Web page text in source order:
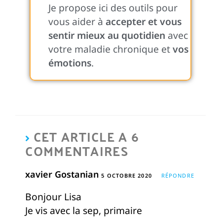
Je propose ici des outils pour
vous aider à accepter et vous
sentir mieux au quotidien avec
votre maladie chronique etvos
émotions.
CET ARTICLE A 6
COMMENTAIRES
xavier Gostanian5 OCTOBRE 2020 RÉPONDRE
Bonjour Lisa
Je vis avec la sep, primaire